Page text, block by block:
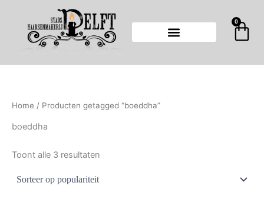
0
Home / Producten getagged “boeddha”
boeddha
Toont alle 3 resultaten
op
populariteit